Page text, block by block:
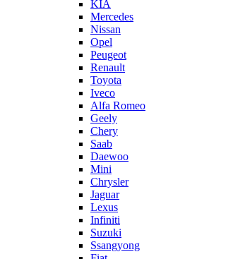
KIA
Mercedes
Nissan
Opel
Peugeot
Renault
Toyota
Iveco
Alfa Romeo
Geely
Chery
Saab
Daewoo
Mini
Chrysler
Jaguar
Lexus
Infiniti
Suzuki
Ssangyong